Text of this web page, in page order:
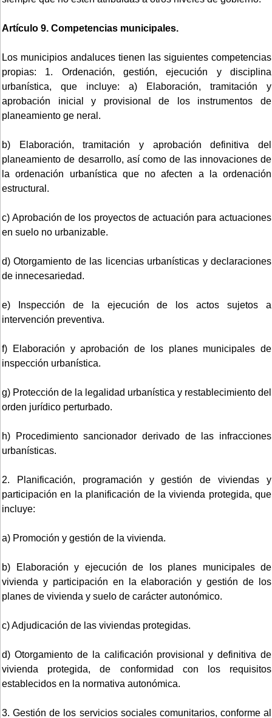
Artículo 9. Competencias municipales.
Los municipios andaluces tienen las siguientes competencias
propias: 1. Ordenación, gestión, ejecución y disciplina
urbanística, que incluye: a) Elaboración, tramitación y
aprobación inicial y provisional de los instrumentos de
planeamiento ge neral.
b) Elaboración, tramitación y aprobación definitiva del
planeamiento de desarrollo, así como de las innovaciones de
la ordenación urbanística que no afecten a la ordenación
estructural.
c) Aprobación de los proyectos de actuación para actuaciones
en suelo no urbanizable.
d) Otorgamiento de las licencias urbanísticas y declaraciones
de innecesariedad.
e) Inspección de la ejecución de los actos sujetos a
intervención preventiva.
f) Elaboración y aprobación de los planes municipales de
inspección urbanística.
g) Protección de la legalidad urbanística y restablecimiento del
orden jurídico perturbado.
h) Procedimiento sancionador derivado de las infracciones
urbanísticas.
2. Planificación, programación y gestión de viviendas y
participación en la planificación de la vivienda protegida, que
incluye:
a) Promoción y gestión de la vivienda.
b) Elaboración y ejecución de los planes municipales de
vivienda y participación en la elaboración y gestión de los
planes de vivienda y suelo de carácter autonómico.
c) Adjudicación de las viviendas protegidas.
d) Otorgamiento de la calificación provisional y definitiva de
vivienda protegida, de conformidad con los requisitos
establecidos en la normativa autonómica.
3. Gestión de los servicios sociales comunitarios, conforme al